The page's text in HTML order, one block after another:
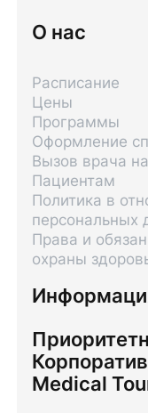
О нас
Расписание
Цены
Программы
Оформление
Вызов врача
Пациентам
Политика в
персональных
Права и
охраны
Medical